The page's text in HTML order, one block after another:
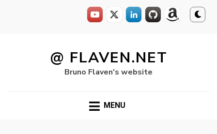
@ FLAVEN.NET
Bruno Flaven's website
MENU